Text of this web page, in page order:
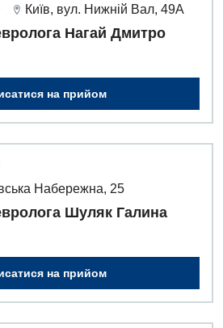
Київ, вул. Нижній Вал, 49А
Нагай Дмитро
на прийом
Набережна, 25
Шуляк Галина
на прийом